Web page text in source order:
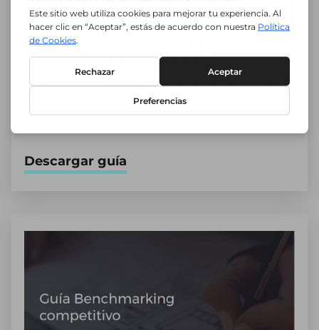
Guía Herramientas Social
Media 2024
Las mejores para una gestión Social Media
TOP.
Descargar guía